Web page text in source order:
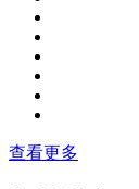
查看更多